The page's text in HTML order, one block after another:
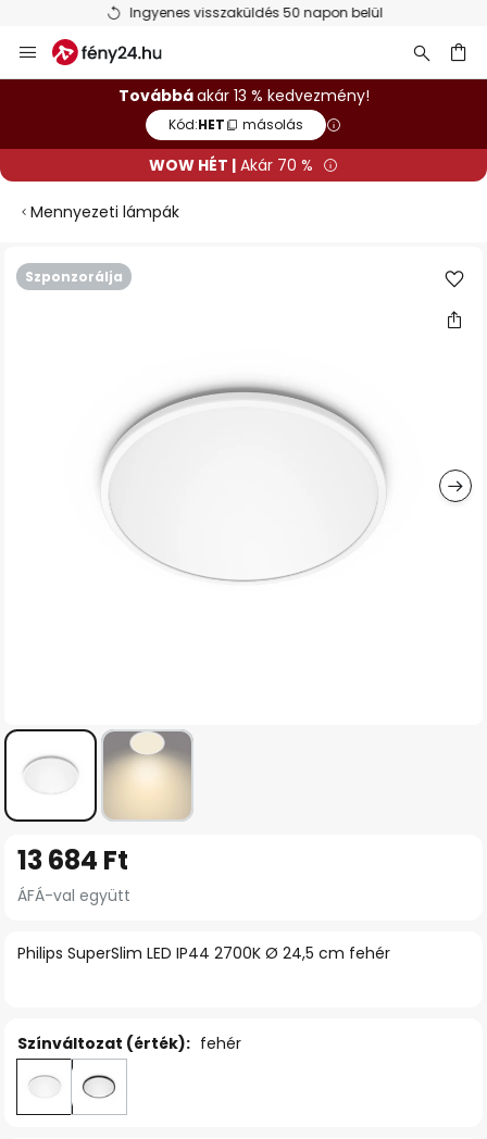
Ingyenes visszaküldés 50 napon belül
Ugrás
a
tartalomhozTovábbáakár 13 % kedvezmény!
Kód:HET másolás
WOW HÉT | Akár 70 %
Mennyezeti lámpák
Szponzorálja
Ugrás
képgaléria
Philips SuperSlim LED IP44 2700K Ø 24,5 cm fehér
13 684 Ft
ÁFÁ-val együtt
Színváltozat (érték): fehér